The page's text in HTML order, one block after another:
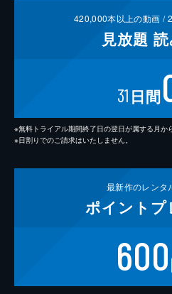
420,000本以上の動画 /
見放題
31 日間
※無料トライアル期間終了日の翌日が属する月か
※日割りでのご請求はいたしません。
最新作のレンタ
ポイント プ
600